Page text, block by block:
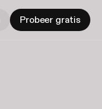
Probeer gratis